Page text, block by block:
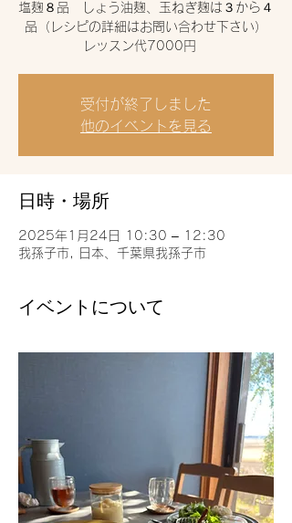
塩麹８品 しょう油麹、玉ねぎ麹は３から４
品（レシピの詳細はお問い合わせ下さい）
レッスン代7000円
受付が終了しました
他のイベントを見る
日時・場所
2025年1月24日 10:30 – 12:30
我孫子市, 日本、千葉県我孫子市
イベントについて